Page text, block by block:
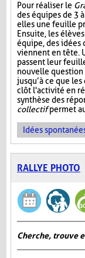
Pour réaliser le
des équipes de 3
elles une feuille
Ensuite, les
équipe, des idées
viennent en tête.
passent leur
nouvelle question
jusqu’à ce que
clôt l'activité en
synthèse des
collectifpermet
Idées
RALLYE PHOTO
Cherche, trouve